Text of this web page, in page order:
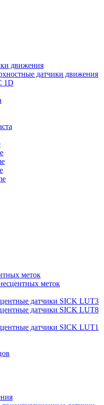
движения
датчики движения
1D
меток
меток
датчики SICK LUT3
датчики SICK LUT8
датчики SICK LUT1